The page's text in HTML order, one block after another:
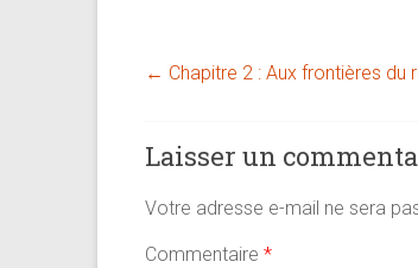
← Chapitre 2 : Aux frontières du
Laisser un
Votre adresse e-mail ne sera
Commentaire *